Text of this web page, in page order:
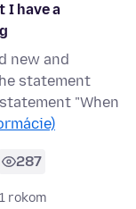
I have a
new and
statement
"When
287
rokom